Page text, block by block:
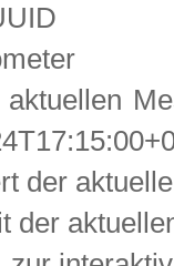
aktuellen
der
der